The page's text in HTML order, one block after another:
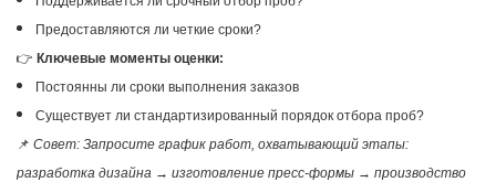
Предоставляются ли четкие сроки?
👉 Ключевые моменты оценки:
Постоянны ли сроки выполнения заказов
Существует ли стандартизированный порядок отбора проб?
📌 Совет: Запросите график работ, охватывающий этапы:
разработка дизайна → изготовление пресс-формы → производство